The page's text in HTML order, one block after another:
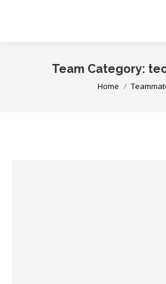
Team Category:
You are here:
Home